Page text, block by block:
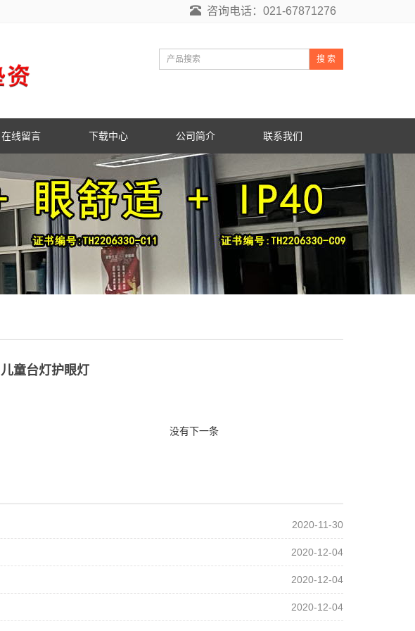
咨询电话：021-67871276
搜 索
在线留言 下载中心 公司简介 联系我们
儿童台灯护眼灯
没有下一条
2020-11-30
2020-12-04
2020-12-04
2020-12-04